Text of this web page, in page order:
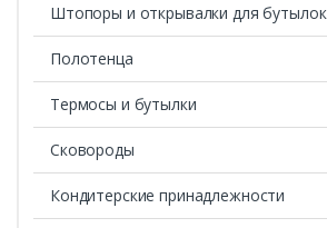
Штопоры и открывалки для бутылок
Полотенца
Термосы и бутылки
Сковороды
Кондитерские принадлежности